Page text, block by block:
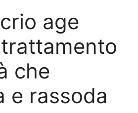
age
che
e rassoda